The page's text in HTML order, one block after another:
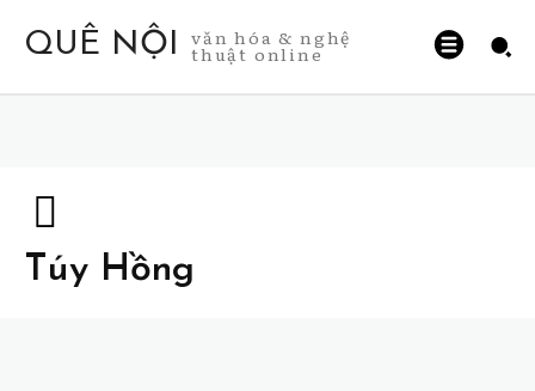
QUÊ NỘI văn hóa & nghệ
thuật online
Túy Hồng